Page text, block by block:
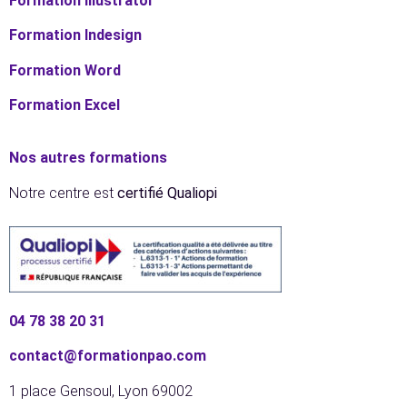
Formation Indesign
Formation Word
Formation Excel
Nos autres formations
Notre centre est certifié Qualiopi
04 78 38 20 31
contact@formationpao.com
1 place Gensoul, Lyon 69002